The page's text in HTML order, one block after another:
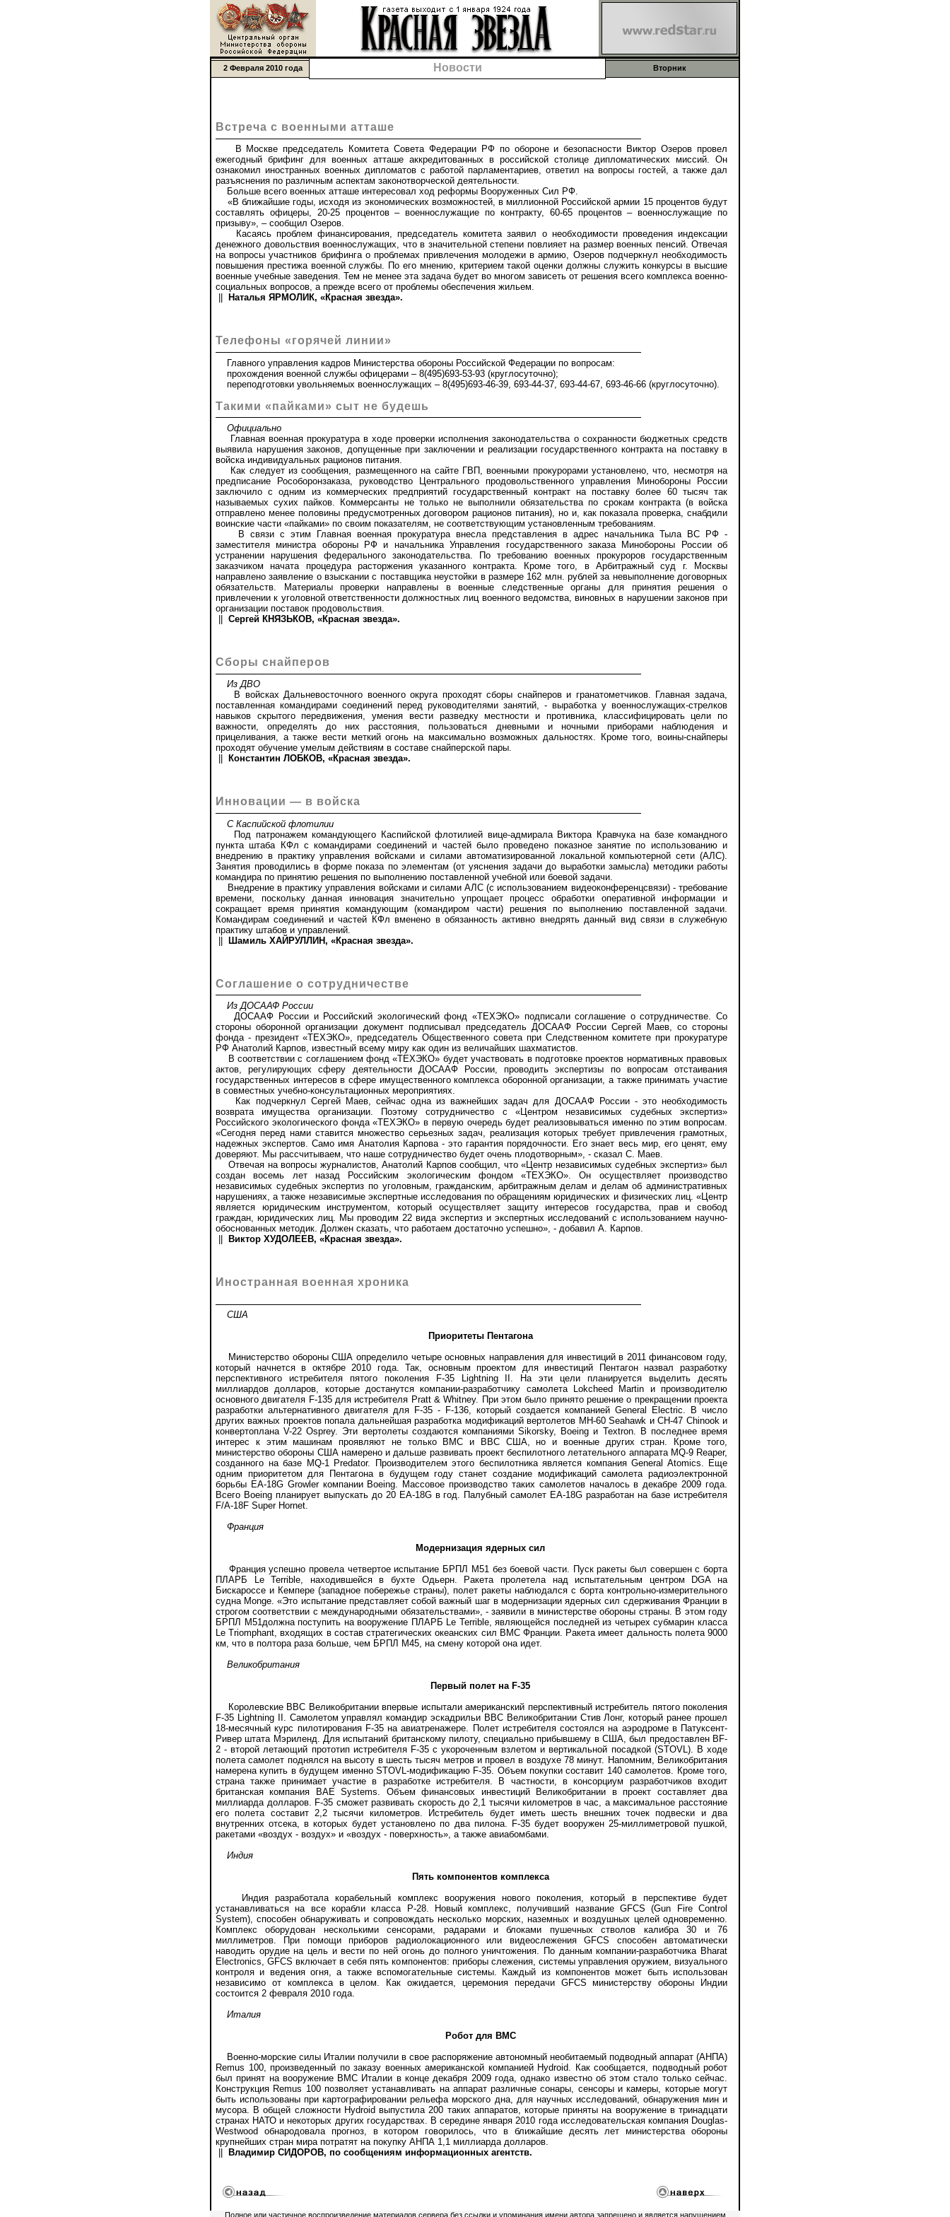
2 Февраля 2010 года Новости Вторник
Встреча с военными атташе
В Москве председатель Комитета Совета Федерации РФ по обороне и безопасности Виктор Озеров провел
ежегодный брифинг для военных атташе аккредитованных в российской столице дипломатических миссий. Он
ознакомил иностранных военных дипломатов с работой парламентариев, ответил на вопросы гостей, а также дал
разъяснения по различным аспектам законотворческой деятельности.
Больше всего военных атташе интересовал ход реформы Вооруженных Сил РФ.
«В ближайшие годы, исходя из экономических возможностей, в миллионной Российской армии 15 процентов будут
составлять офицеры, 20-25 процентов – военнослужащие по контракту, 60-65 процентов – военнослужащие по
призыву», – сообщил Озеров.
Касаясь проблем финансирования, председатель комитета заявил о необходимости проведения индексации
денежного довольствия военнослужащих, что в значительной степени повлияет на размер военных пенсий. Отвечая
на вопросы участников брифинга о проблемах привлечения молодежи в армию, Озеров подчеркнул необходимость
повышения престижа военной службы. По его мнению, критерием такой оценки должны служить конкурсы в высшие
военные учебные заведения. Тем не менее эта задача будет во многом зависеть от решения всего комплекса военно-
социальных вопросов, а прежде всего от проблемы обеспечения жильем.
Наталья ЯРМОЛИК, «Красная звезда».
Телефоны «горячей линии»
Главного управления кадров Министерства обороны Российской Федерации по вопросам:
прохождения военной службы офицерами – 8(495)693-53-93 (круглосуточно);
переподготовки увольняемых военнослужащих – 8(495)693-46-39, 693-44-37, 693-44-67, 693-46-66 (круглосуточно).
Такими «пайками» сыт не будешь
Официально
Главная военная прокуратура в ходе проверки исполнения законодательства о сохранности бюджетных средств
выявила нарушения законов, допущенные при заключении и реализации государственного контракта на поставку в
войска индивидуальных рационов питания.
Как следует из сообщения, размещенного на сайте ГВП, военными прокурорами установлено, что, несмотря на
предписание Рособоронзаказа, руководство Центрального продовольственного управления Минобороны России
заключило с одним из коммерческих предприятий государственный контракт на поставку более 60 тысяч так
называемых сухих пайков. Коммерсанты не только не выполнили обязательства по срокам контракта (в войска
отправлено менее половины предусмотренных договором рационов питания), но и, как показала проверка, снабдили
воинские части «пайками» по своим показателям, не соответствующим установленным требованиям.
В связи с этим Главная военная прокуратура внесла представления в адрес начальника Тыла ВС РФ -
заместителя министра обороны РФ и начальника Управления государственного заказа Минобороны России об
устранении нарушения федерального законодательства. По требованию военных прокуроров государственным
заказчиком начата процедура расторжения указанного контракта. Кроме того, в Арбитражный суд г. Москвы
направлено заявление о взыскании с поставщика неустойки в размере 162 млн. рублей за невыполнение договорных
обязательств. Материалы проверки направлены в военные следственные органы для принятия решения о
привлечении к уголовной ответственности должностных лиц военного ведомства, виновных в нарушении законов при
организации поставок продовольствия.
Сергей КНЯЗЬКОВ, «Красная звезда».
Сборы снайперов
Из ДВО
В войсках Дальневосточного военного округа проходят сборы снайперов и гранатометчиков. Главная задача,
поставленная командирами соединений перед руководителями занятий, - выработка у военнослужащих-стрелков
навыков скрытого передвижения, умения вести разведку местности и противника, классифицировать цели по
важности, определять до них расстояния, пользоваться дневными и ночными приборами наблюдения и
прицеливания, а также вести меткий огонь на максимально возможных дальностях. Кроме того, воины-снайперы
проходят обучение умелым действиям в составе снайперской пары.
Константин ЛОБКОВ, «Красная звезда».
Инновации — в войска
С Каспийской флотилии
Под патронажем командующего Каспийской флотилией вице-адмирала Виктора Кравчука на базе командного
пункта штаба КФл с командирами соединений и частей было проведено показное занятие по использованию и
внедрению в практику управления войсками и силами автоматизированной локальной компьютерной сети (АЛС).
Занятия проводились в форме показа по элементам (от уяснения задачи до выработки замысла) методики работы
командира по принятию решения по выполнению поставленной учебной или боевой задачи.
Внедрение в практику управления войсками и силами АЛС (с использованием видеоконференцсвязи) - требование
времени, поскольку данная инновация значительно упрощает процесс обработки оперативной информации и
сокращает время принятия командующим (командиром части) решения по выполнению поставленной задачи.
Командирам соединений и частей КФл вменено в обязанность активно внедрять данный вид связи в служебную
практику штабов и управлений.
|| Шамиль ХАЙРУЛЛИН, «Красная звезда».
Соглашение о сотрудничестве
Из ДОСААФ России
ДОСААФ России и Российский экологический фонд «ТЕХЭКО» подписали соглашение о сотрудничестве. Со
стороны оборонной организации документ подписывал председатель ДОСААФ России Сергей Маев, со стороны
фонда - президент «ТЕХЭКО», председатель Общественного совета при Следственном комитете при прокуратуре
РФ Анатолий Карпов, известный всему миру как один из величайших шахматистов.
В соответствии с соглашением фонд «ТЕХЭКО» будет участвовать в подготовке проектов нормативных правовых
актов, регулирующих сферу деятельности ДОСААФ России, проводить экспертизы по вопросам отстаивания
государственных интересов в сфере имущественного комплекса оборонной организации, а также принимать участие
в совместных учебно-консультационных мероприятиях.
Как подчеркнул Сергей Маев, сейчас одна из важнейших задач для ДОСААФ России - это необходимость
возврата имущества организации. Поэтому сотрудничество с «Центром независимых судебных экспертиз»
Российского экологического фонда «ТЕХЭКО» в первую очередь будет реализовываться именно по этим вопросам.
«Сегодня перед нами ставится множество серьезных задач, реализация которых требует привлечения грамотных,
надежных экспертов. Само имя Анатолия Карпова - это гарантия порядочности. Его знает весь мир, его ценят, ему
доверяют. Мы рассчитываем, что наше сотрудничество будет очень плодотворным», - сказал С. Маев.
Отвечая на вопросы журналистов, Анатолий Карпов сообщил, что «Центр независимых судебных экспертиз» был
создан восемь лет назад Российским экологическим фондом «ТЕХЭКО». Он осуществляет производство
независимых судебных экспертиз по уголовным, гражданским, арбитражным делам и делам об административных
нарушениях, а также независимые экспертные исследования по обращениям юридических и физических лиц. «Центр
является юридическим инструментом, который осуществляет защиту интересов государства, прав и свобод
граждан, юридических лиц. Мы проводим 22 вида экспертиз и экспертных исследований с использованием научно-
обоснованных методик. Должен сказать, что работаем достаточно успешно», - добавил А. Карпов.
Виктор ХУДОЛЕЕВ, «Красная звезда».
Иностранная военная хроника
США
Приоритеты Пентагона
Министерство обороны США определило четыре основных направления для инвестиций в 2011 финансовом году,
который начнется в октябре 2010 года. Так, основным проектом для инвестиций Пентагон назвал разработку
перспективного истребителя пятого поколения F-35 Lightning II. На эти цели планируется выделить десять
миллиардов долларов, которые достанутся компании-разработчику самолета Lokcheed Martin и производителю
основного двигателя F-135 для истребителя Pratt & Whitney. При этом было принято решение о прекращении проекта
разработки альтернативного двигателя для F-35 - F-136, который создается компанией General Electric. В число
других важных проектов попала дальнейшая разработка модификаций вертолетов MH-60 Seahawk и CH-47 Chinook и
конвертоплана V-22 Osprey. Эти вертолеты создаются компаниями Sikorsky, Boeing и Textron. В последнее время
интерес к этим машинам проявляют не только ВМС и ВВС США, но и военные других стран. Кроме того,
министерство обороны США намерено и дальше развивать проект беспилотного летательного аппарата MQ-9 Reaper,
созданного на базе MQ-1 Predator. Производителем этого беспилотника является компания General Atomics. Еще
одним приоритетом для Пентагона в будущем году станет создание модификаций самолета радиоэлектронной
борьбы EA-18G Growler компании Boeing. Массовое производство таких самолетов началось в декабре 2009 года.
Всего Boeing планирует выпускать до 20 EA-18G в год. Палубный самолет EA-18G разработан на базе истребителя
F/A-18F Super Hornet.
Франция
Модернизация ядерных сил
Франция успешно провела четвертое испытание БРПЛ М51 без боевой части. Пуск ракеты был совершен с борта
ПЛАРБ Le Terrible, находившейся в бухте Одьерн. Ракета пролетела над испытательным центром DGA на
Бискароссе и Кемпере (западное побережье страны), полет ракеты наблюдался с борта контрольно-измерительного
судна Monge. «Это испытание представляет собой важный шаг в модернизации ядерных сил сдерживания Франции в
строгом соответствии с международными обязательствами», - заявили в министерстве обороны страны. В этом году
БРПЛ М51должна поступить на вооружение ПЛАРБ Le Terrible, являющейся последней из четырех субмарин класса
Le Triomphant, входящих в состав стратегических океанских сил ВМС Франции. Ракета имеет дальность полета 9000
км, что в полтора раза больше, чем БРПЛ М45, на смену которой она идет.
Великобритания
Первый полет на F-35
Королевские ВВС Великобритании впервые испытали американский перспективный истребитель пятого поколения
F-35 Lightning II. Самолетом управлял командир эскадрильи ВВС Великобритании Стив Лонг, который ранее прошел
18-месячный курс пилотирования F-35 на авиатренажере. Полет истребителя состоялся на аэродроме в Патуксент-
Ривер штата Мэриленд. Для испытаний британскому пилоту, специально прибывшему в США, был предоставлен BF-
2 - второй летающий прототип истребителя F-35 с укороченным взлетом и вертикальной посадкой (STOVL). В ходе
полета самолет поднялся на высоту в шесть тысяч метров и провел в воздухе 78 минут. Напомним, Великобритания
намерена купить в будущем именно STOVL-модификацию F-35. Объем покупки составит 140 самолетов. Кроме того,
страна также принимает участие в разработке истребителя. В частности, в консорциум разработчиков входит
британская компания BAE Systems. Объем финансовых инвестиций Великобритании в проект составляет два
миллиарда долларов. F-35 сможет развивать скорость до 2,1 тысячи километров в час, а максимальное расстояние
его полета составит 2,2 тысячи километров. Истребитель будет иметь шесть внешних точек подвески и два
внутренних отсека, в которых будет установлено по два пилона. F-35 будет вооружен 25-миллиметровой пушкой,
ракетами «воздух - воздух» и «воздух - поверхность», а также авиабомбами.
Индия
Пять компонентов комплекса
Индия разработала корабельный комплекс вооружения нового поколения, который в перспективе будет
устанавливаться на все корабли класса P-28. Новый комплекс, получивший название GFCS (Gun Fire Control
System), способен обнаруживать и сопровождать несколько морских, наземных и воздушных целей одновременно.
Комплекс оборудован несколькими сенсорами, радарами и блоками пушечных стволов калибра 30 и 76
миллиметров. При помощи приборов радиолокационного или видеослежения GFCS способен автоматически
наводить орудие на цель и вести по ней огонь до полного уничтожения. По данным компании-разработчика Bharat
Electronics, GFCS включает в себя пять компонентов: приборы слежения, системы управления оружием, визуального
контроля и ведения огня, а также вспомогательные системы. Каждый из компонентов может быть использован
независимо от комплекса в целом. Как ожидается, церемония передачи GFCS министерству обороны Индии
состоится 2 февраля 2010 года.
Италия
Робот для ВМС
Военно-морские силы Италии получили в свое распоряжение автономный необитаемый подводный аппарат (АНПА)
Remus 100, произведенный по заказу военных американской компанией Hydroid. Как сообщается, подводный робот
был принят на вооружение ВМС Италии в конце декабря 2009 года, однако известно об этом стало только сейчас.
Конструкция Remus 100 позволяет устанавливать на аппарат различные сонары, сенсоры и камеры, которые могут
быть использованы при картографировании рельефа морского дна, для научных исследований, обнаружения мин и
мусора. В общей сложности Hydroid выпустила 200 таких аппаратов, которые приняты на вооружение в тринадцати
странах НАТО и некоторых других государствах. В середине января 2010 года исследовательская компания Douglas-
Westwood обнародовала прогноз, в котором говорилось, что в ближайшие десять лет министерства обороны
крупнейших стран мира потратят на покупку АНПА 1,1 миллиарда долларов.
Владимир СИДОРОВ, по сообщениям информационных агентств.
Полное или частичное воспроизведение материалов сервера без ссылки и упоминания имени автора запрещено и является нарушением